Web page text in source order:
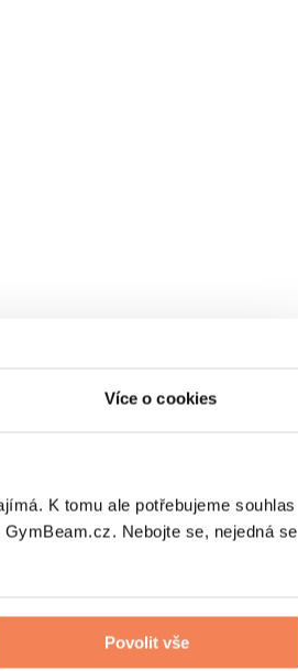
Více o cookies
K tomu ale potřebujeme souhlas
Nebojte se, nejedná se
Povolit vše